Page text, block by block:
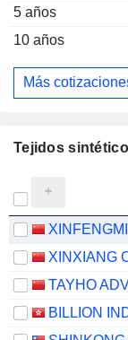
5 años
10 años
Más
Tejidos